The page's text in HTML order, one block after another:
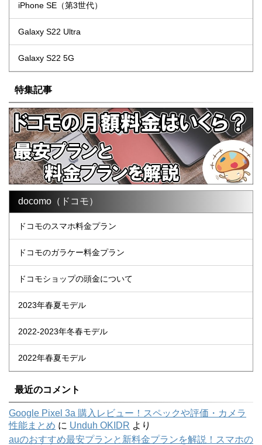
iPhone SE（第3世代）
Galaxy S22 Ultra
Galaxy S22 5G
特集記事
docomo（ドコモ）
ドコモのスマホ料金プラン
ドコモのガラケー料金プラン
ドコモショップの頭金について
2023年春夏モデル
2022-2023年冬春モデル
2022年春夏モデル
最近のコメント
Google Pixel 3a 購入レビュー！スペックや評価・カメラ
性能まとめ に Unduh OKIDR より
auのおすすめ最安プランと新料金プランを解説！スマホの